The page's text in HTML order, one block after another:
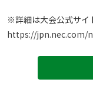
https://jpn.nec.com/